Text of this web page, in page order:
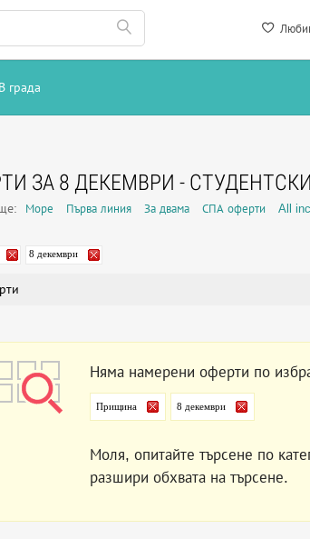
В града
ЗА 8 ДЕКЕМВРИ -
Море Първа линия За двама СПА оферти All
8 декември
Няма намерени оферти по
Прищина 8 декември
Моля, опитайте търсене по
разшири обхвата на търсене.